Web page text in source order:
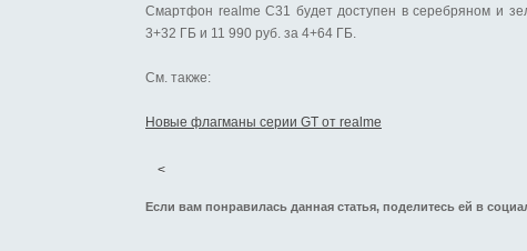
Смартфон realme C31 будет доступен в серебряном и
3+32 ГБ и 11 990 руб. за 4+64 ГБ.
См. также:
Новые флагманы серии GT от realme
<
Если вам понравилась данная статья, поделитесь ей в